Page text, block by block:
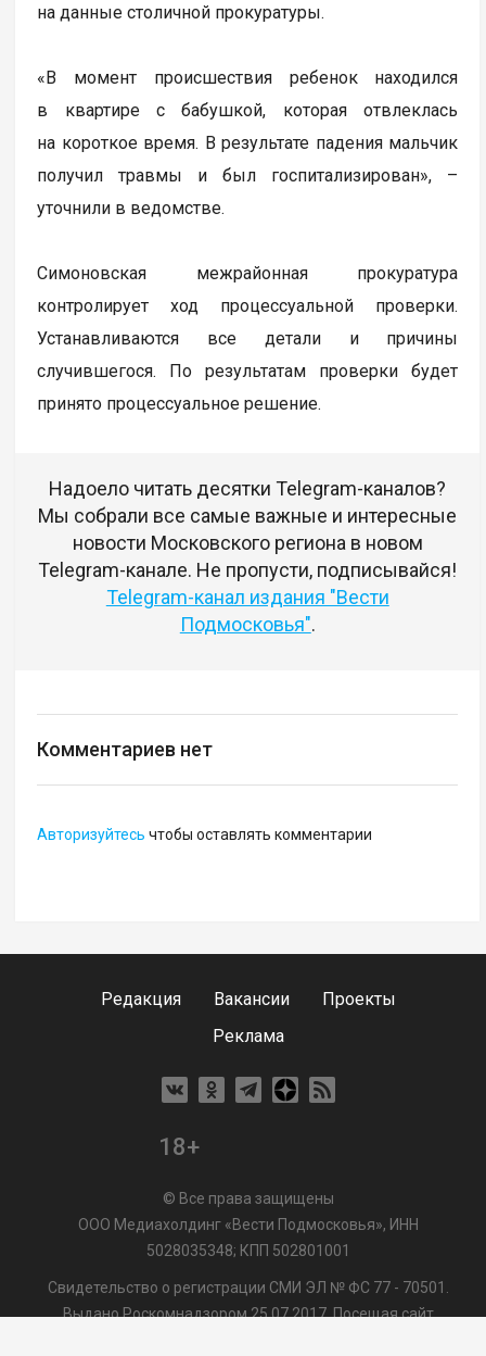
на данные столичной прокуратуры.
«В момент происшествия ребенок находился
в квартире с бабушкой, которая отвлеклась
на короткое время. В результате падения мальчик
получил травмы и был госпитализирован», –
уточнили в ведомстве.
Симоновская межрайонная прокуратура
контролирует ход процессуальной проверки.
Устанавливаются все детали и причины
случившегося. По результатам проверки будет
принято процессуальное решение.
Надоело читать десятки Telegram-каналов?
Мы собрали все самые важные и интересные
новости Московского региона в новом
Telegram-канале. Не пропусти, подписывайся!
Telegram-канал издания "Вести
Подмосковья".
Комментариев нет
Авторизуйтесь чтобы оставлять комментарии
Редакция Вакансии
Проекты
Реклама
18+
© Все права защищены
ООО Медиахолдинг «Вести Подмосковья», ИНН
5028035348; КПП 502801001
Свидетельство о регистрации СМИ ЭЛ № ФС 77 - 70501.
Выдано Роскомнадзором 25.07.2017. Посещая сайт